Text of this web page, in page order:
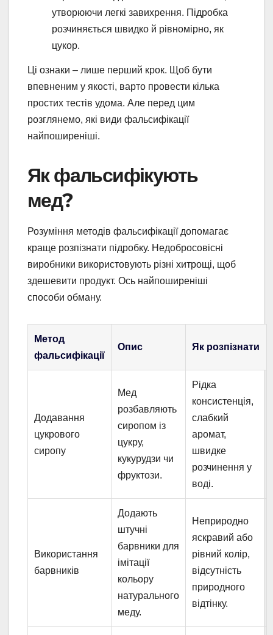
утворюючи легкі завихрення. Підробка
розчиняється швидко й рівномірно, як
цукор.
Ці ознаки – лише перший крок. Щоб бути
впевненим у якості, варто провести кілька
простих тестів удома. Але перед цим
розглянемо, які види фальсифікації
найпоширеніші.
Як фальсифікують
мед?
Розуміння методів фальсифікації допомагає
краще розпізнати підробку. Недобросовісні
виробники використовують різні хитрощі, щоб
здешевити продукт. Ось найпоширеніші
способи обману.
Метод
фальсифікації
Опис Як розпізнати
Додавання
цукрового
сиропу
Мед
розбавляють
сиропом із
цукру,
кукурудзи чи
фруктози.
Рідка
консистенція,
слабкий
аромат,
швидке
розчинення у
воді.
Використання
барвників
Додають
штучні
барвники для
імітації
кольору
натурального
меду.
Неприродно
яскравий або
рівний колір,
відсутність
природного
відтінку.